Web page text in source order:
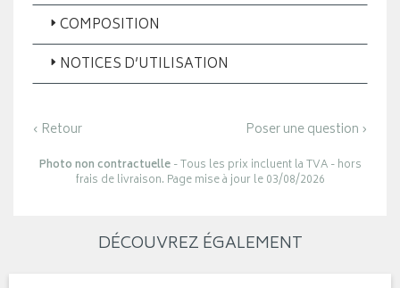
COMPOSITION
NOTICES D’UTILISATION
‹ Retour Poser une question ›
Photo non contractuelle- Tous les prix incluent la TVA - hors
frais de livraison. Page mise à jour le 03/08/2026
DÉCOUVREZ ÉGALEMENT